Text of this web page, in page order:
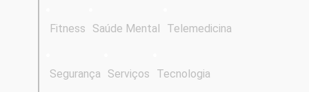
Fitness Saúde Mental Telemedicina
Segurança Serviços Tecnologia